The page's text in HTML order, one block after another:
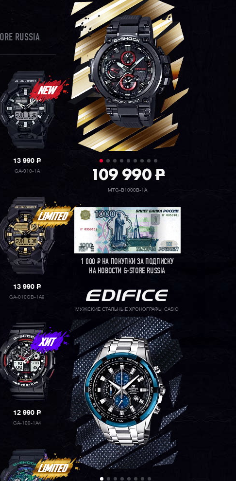
RUSSIA
13 990P
GA-010-1A
13 990P
GA-010GB-1A9
12 990P
GA-100-1A4
109 990P
MTG-B1000B-1A
1 000РНА ПОКУПКИ ЗА ПОДПИСКУ
НА НОВОСТИ G-STORE RUSSIA
МУЖСКИЕ СТАЛЬНЫЕ ХРОНОГРАФЫ CASIO